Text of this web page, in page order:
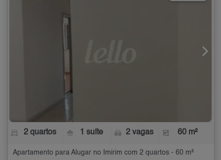
2 quartos 1 suíte 2 vagas 60 m²
Apartamento para Alugar no Imirim com 2 quartos - 60 m²